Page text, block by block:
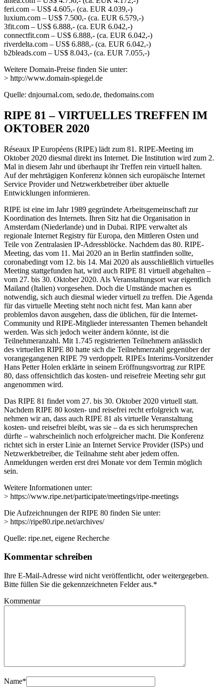
feri.com – US$ 4.605,- (ca. EUR 4.039,-)
luxium.com – US$ 7.500,- (ca. EUR 6.579,-)
3fit.com – US$ 6.888,- (ca. EUR 6.042,-)
connectfit.com – US$ 6.888,- (ca. EUR 6.042,-)
riverdelta.com – US$ 6.888,- (ca. EUR 6.042,-)
b2bleads.com – US$ 8.043,- (ca. EUR 7.055,-)
Weitere Domain-Preise finden Sie unter:
> http://www.domain-spiegel.de
Quelle: dnjournal.com, sedo.de, thedomains.com
RIPE 81 – VIRTUELLES TREFFEN IM
OKTOBER 2020
Réseaux IP Européens (RIPE) lädt zum 81. RIPE-Meeting im
Oktober 2020 diesmal direkt ins Internet. Die Institution wird zum 2.
Mal in diesem Jahr und überhaupt ihr Treffen rein virtuell halten.
Auf der mehrtägigen Konferenz können sich europäische Internet
Service Provider und Netzwerkbetreiber über aktuelle
Entwicklungen informieren.
RIPE ist eine im Jahr 1989 gegründete Arbeitsgemeinschaft zur
Koordination des Internets. Ihren Sitz hat die Organisation in
Amsterdam (Niederlande) und in Dubai. RIPE verwaltet als
regionale Internet Registry für Europa, den Mittleren Osten und
Teile von Zentralasien IP-Adressblöcke. Nachdem das 80. RIPE-
Meeting, das vom 11. Mai 2020 an in Berlin stattfinden sollte,
coronabedingt vom 12. bis 14. Mai 2020 als ausschließlich virtuelles
Meeting stattgefunden hat, wird auch RIPE 81 virtuell abgehalten –
vom 27. bis 30. Oktober 2020. Als Veranstaltungsort war eigentlich
Mailand (Italien) vorgesehen. Doch die Umstände machen es
notwendig, sich auch diesmal wieder virtuell zu treffen. Die Agenda
für das virtuelle Meeting steht noch nicht fest. Man kann aber
problemlos davon ausgehen, dass die üblichen, für die Internet-
Community und RIPE-Mitglieder interessanten Themen behandelt
werden. Was sich jedoch weiter ändern könnte, ist die
Teilnehmeranzahl. Mit 1.745 registrierten Teilnehmern anlässlich
des virtuellen RIPE 80 hatte sich die Teilnehmerzahl gegenüber der
vorangegangenen RIPE 79 verdoppelt. RIPEs Interims-Vorsitzender
Hans Petter Holen erklärte in seinem Eröffnungsvortrag zur RIPE
80, dass offensichtlich das kosten- und reisefreie Meeting sehr gut
angenommen wird.
Das RIPE 81 findet vom 27. bis 30. Oktober 2020 virtuell statt.
Nachdem RIPE 80 kosten- und reisefrei recht erfolgreich war,
nehmen wir an, dass auch RIPE 81 als virtuelle Veranstaltung
kosten- und reisefrei bleibt, was sie – da es sich herumsprechen
dürfte – wahrscheinlich noch erfolgreicher macht. Die Konferenz
richtet sich in erster Linie an Internet Service Provider (ISPs) und
Netzwerkbetreiber, die Teilnahme steht aber jedem offen.
Anmeldungen werden erst drei Monate vor dem Termin möglich
sein.
Weitere Informationen unter:
> https://www.ripe.net/participate/meetings/ripe-meetings
Die Aufzeichnungen der RIPE 80 finden Sie unter:
> https://ripe80.ripe.net/archives/
Quelle: ripe.net, eigene Recherche
Kommentar schreiben
Ihre E-Mail-Adresse wird nicht veröffentlicht, oder weitergegeben.
Bitte füllen Sie die gekennzeichneten Felder aus.*
Kommentar
Name*